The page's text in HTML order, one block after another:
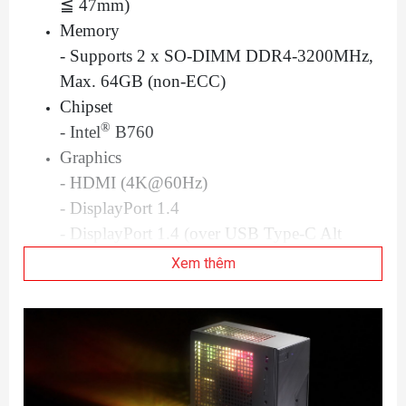
≦ 47mm)
Memory
- Supports 2 x SO-DIMM DDR4-3200MHz,
Max. 64GB (non-ECC)
Chipset
- Intel® B760
Graphics
- HDMI (4K@60Hz)
- DisplayPort 1.4
- DisplayPort 1.4 (over USB Type-C Alt
- D-Sub
Supports up to 4 displays simultaneously
- Realtek ALC269 Audio Codec
Xem thêm